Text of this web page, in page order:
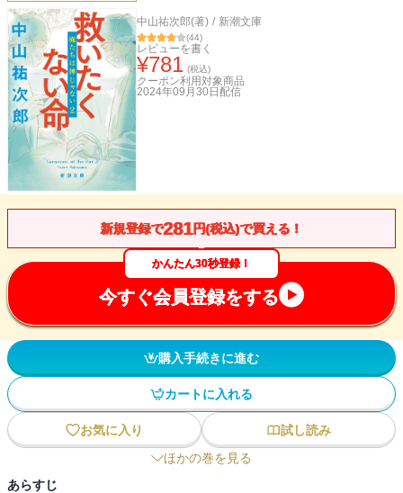
中山祐次郎(著) / 新潮文庫
(44)
レビューを書く
¥781 (税込)
クーポン利用対象商品
2024年09月30日 配信
新規登録で281 円(税込)で買える！
かんたん30秒登録！
今すぐ会員登録をする
購入手続きに進む
カートに入れる
お気に入り
試し読み
ほかの巻を見る
あらすじ